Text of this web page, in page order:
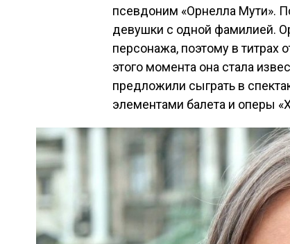
псевдоним «Орнелла Мути».
девушки с одной фамилией.
персонажа, поэтому в титрах
этого момента она стала
предложили сыграть в
элементами балета и оперы